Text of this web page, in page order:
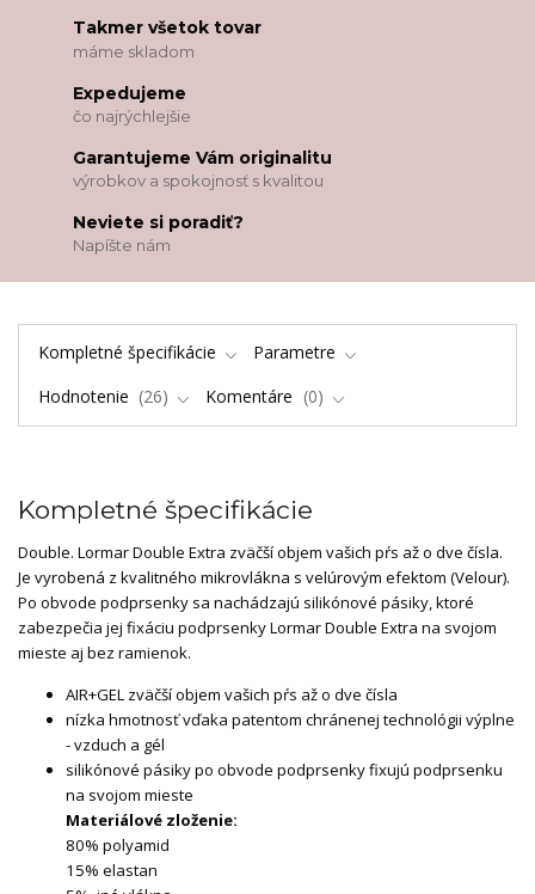
Takmer všetok tovar
máme skladom
Expedujeme
čo najrýchlejšie
Garantujeme Vám originalitu
výrobkov a spokojnosť s kvalitou
Neviete si poradiť?
Napíšte nám
Kompletné špecifikácie
Parametre
Hodnotenie
26 Komentáre 0
Kompletné špecifikácie
Double. Lormar Double Extra zväčší objem vašich pŕs až o dve čísla.
Je vyrobená z kvalitného mikrovlákna s velúrovým efektom (Velour).
Po obvode podprsenky sa nachádzajú silikónové pásiky, ktoré
zabezpečia jej fixáciu podprsenky Lormar Double Extra na svojom
mieste aj bez ramienok.
AIR+GEL zväčší objem vašich pŕs až o dve čísla
nízka hmotnosť vďaka patentom chránenej technológii výplne
- vzduch a gél
silikónové pásiky po obvode podprsenky fixujú podprsenku
na svojom mieste
Materiálové zloženie:
80% polyamid
15% elastan